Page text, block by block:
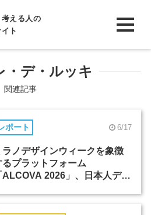
える人の
ト
・デ・ルッキ
関連記事
ポート 6/17
ラノデザインウィークを象徴
るプラットフォーム
ALCOVA 2026」、日本人デザ